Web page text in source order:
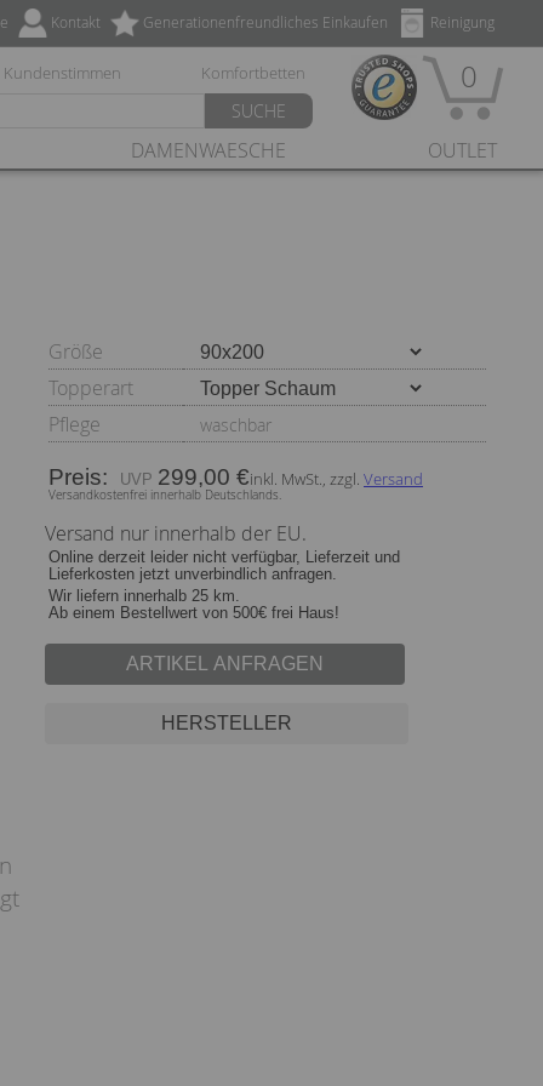
Reinigung
Generationenfreundliches Einkaufen
Kontakt
Kundenstimmen Komfortbetten
SUCHE
0
DAMENWAESCHE OUTLET
Größe
Topperart
Pflege
waschbar
Preis: 299,00 €inkl. MwSt., zzgl. Versand
Versandkostenfrei innerhalb Deutschlands.
Versand nur innerhalb der EU.
Online derzeit leider nicht verfügbar, Lieferzeit und
Lieferkosten jetzt unverbindlich anfragen.
Wir liefern innerhalb 25 km.
Ab einem Bestellwert von 500€ frei Haus!
ARTIKEL ANFRAGEN
HERSTELLER